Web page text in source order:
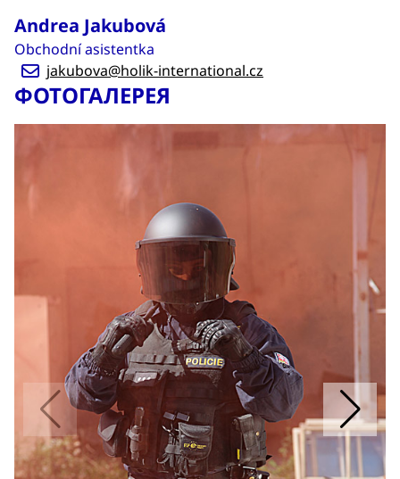
Andrea Jakubová
Obchodní asistentka
jakubova@holik-international.cz
ФОТОГАЛЕРЕЯ